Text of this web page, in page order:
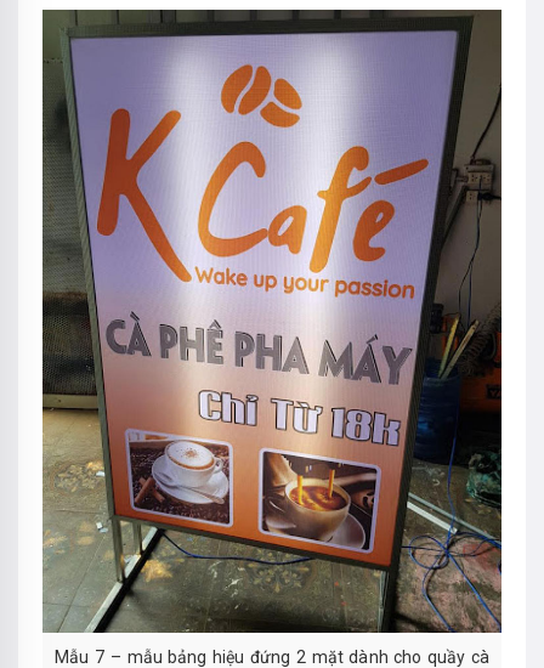
Mẫu 7 – mẫu bảng hiệu đứng 2 mặt dành cho quầy cà